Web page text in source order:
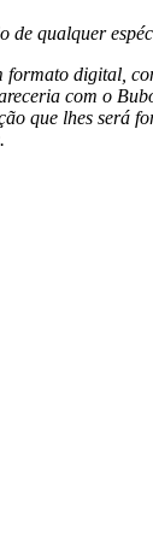
de qualquer
digital,
com o
que lhes será